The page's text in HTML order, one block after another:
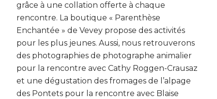
grâce à une collation offerte à chaque
rencontre. La boutique « Parenthèse
Enchantée » de Vevey propose des activités
pour les plus jeunes. Aussi, nous retrouverons
des photographies de photographe animalier
pour la rencontre avec Cathy Roggen-Crausaz
et une dégustation des fromages de l’alpage
des Pontets pour la rencontre avec Blaise